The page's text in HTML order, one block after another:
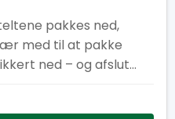
pakkes ned,
med til at pakke
ned – og afslut